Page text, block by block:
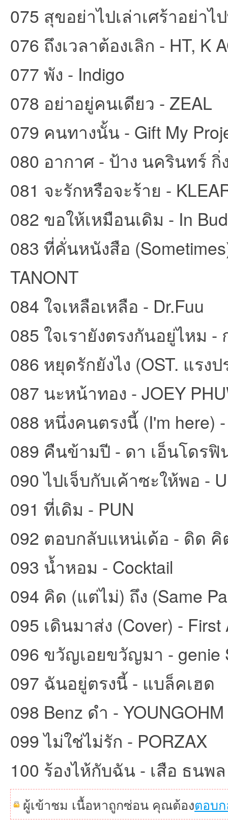
075 สุขอย่าไปเล่าเศร้าอย่า
076 ถึงเวลาต้องเลิก - HT, K
077 พัง - Indigo
078 อย่าอยู่คนเดียว - ZEAL
079 คนทางนั้น - Gift My
080 อากาศ - ป้าง นครินทร์ กิ่
081 จะรักหรือจะร้าย -
082 ขอให้เหมือนเดิม - In
083 ที่คั่นหนังสือ
TANONT
084 ใจเหลือเหลือ - Dr.Fuu
085 ใจเรายังตรงกันอยู่ไหม -
086 หยุดรักยังไง (OST. แรง
087 นะหน้าทอง - JOEY
088 หนึ่งคนตรงนี้ (I'm here)
089 คืนข้ามปี - ดา เอ็นโดรฟิ
090 ไปเจ็บกับเค้าซะให้พอ -
091 ที่เดิม - PUN
092 ตอบกลับแหน่เด้อ - ดิด
093 น้ำหอม - Cocktail
094 คิด (แต่ไม่) ถึง (Same
095 เดินมาส่ง (Cover) - First
096 ขวัญเอยขวัญมา - genie
097 ฉันอยู่ตรงนี้ - แบล็คเฮด
098 Benz ดำ - YOUNGOHM
099 ไม่ใช่ไม่รัก - PORZAX
100 ร้องไห้กับฉัน - เสือ ธนพล
ผู้เข้าชม เนื้อหาถูกซ่อน คุณต้องตอบ